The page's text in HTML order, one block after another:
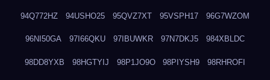
94Q772HZ 94USHO25 95QVZ7XT 95VSPH17 96G7WZOM
96NI50GA 97I66QKU 97IBUWKR 97N7DKJ5 984XBLDC
98DD8YXB 98HGTYIJ 98P1JO9O 98PIYSH9 98RHROFI